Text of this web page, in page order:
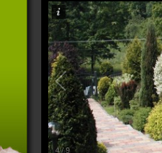
4/9